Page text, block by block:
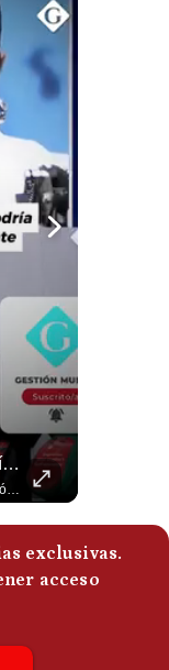
El Petróleo Cae, Pero Podría Dispararse Nuevamente | #radar24
Los precios internacionales del petróleo retrocedieron ante la posibilidad de un acuerdo para reabrir el estrecho de Ormuz. Sin embargo, la caída responde solo a una expectativa diplomática y un nuevo ataque contra un buque podría hacer regresar rápidamente la prima de riesgo. #Petroleo #EstrechoDeOrmuz #EconomiaGlobal #MercadoPetrolero #Crudo #NoticiasEconomicas #Geopolitica #Shorts 👉 Suscríbete y activa la campana para no perderte nuestro análisis diario. 🌎 Síguenos en nuestras redes sociales: 📌 Web oficial: https://gestion.pe/mundo/ 📌 LinkedIn: http://bit.ly/3HYIET0 📌 X (Twitter): http://bit.ly/4noZtX9 📌 TikTok: http://bit.ly/4evB6TO